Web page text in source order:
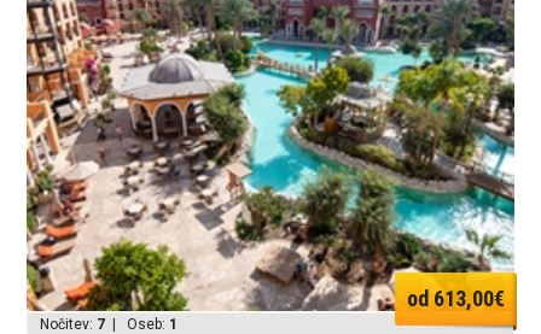
od 613,00€
Nočitev: 7 | Oseb: 1